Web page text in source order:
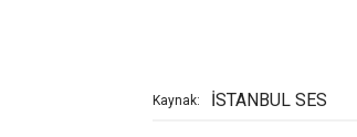
Kaynak: İSTANBUL SES